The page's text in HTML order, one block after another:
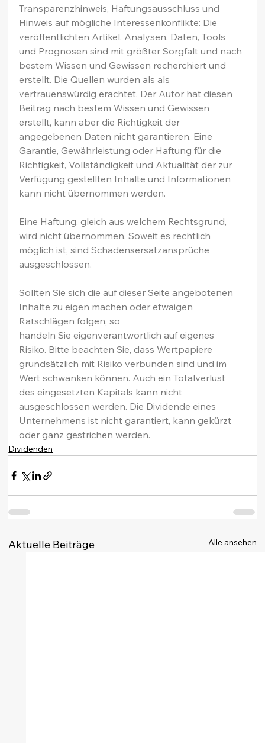
Transparenzhinweis, Haftungsausschluss und
Hinweis auf mögliche Interessenkonflikte: Die
veröffentlichten Artikel, Analysen, Daten, Tools
und Prognosen sind mit größter Sorgfalt und nach
bestem Wissen und Gewissen recherchiert und
erstellt. Die Quellen wurden als als
vertrauenswürdig erachtet. Der Autor hat diesen
Beitrag nach bestem Wissen und Gewissen
erstellt, kann aber die Richtigkeit der
angegebenen Daten nicht garantieren. Eine
Garantie, Gewährleistung oder Haftung für die
Richtigkeit, Vollständigkeit und Aktualität der zur
Verfügung gestellten Inhalte und Informationen
kann nicht übernommen werden.
Eine Haftung, gleich aus welchem Rechtsgrund,
wird nicht übernommen. Soweit es rechtlich
möglich ist, sind Schadensersatzansprüche
ausgeschlossen.
Sollten Sie sich die auf dieser Seite angebotenen
Inhalte zu eigen machen oder etwaigen
Ratschlägen folgen, so
handeln Sie eigenverantwortlich auf eigenes
Risiko. Bitte beachten Sie, dass Wertpapiere
grundsätzlich mit Risiko verbunden sind und im
Wert schwanken können. Auch ein Totalverlust
des eingesetzten Kapitals kann nicht
ausgeschlossen werden. Die Dividende eines
Unternehmens ist nicht garantiert, kann gekürzt
oder ganz gestrichen werden.
Dividenden
Aktuelle Beiträge Alle ansehen